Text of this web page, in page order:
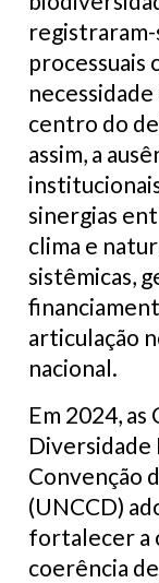
processuais
centro do
assim, a
sinergias
clima e
sistêmicas,
articulação
nacional.
Em 2024, as
Diversidade
Convenção
(UNCCD)
fortalecer a
coerência